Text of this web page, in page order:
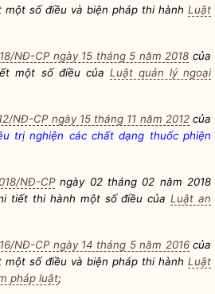
một số điều và biện pháp thi hành Luật
NĐ-CP ngày 15 tháng 5 năm 2018 của
một số điều của Luật quản lý ngoại
NĐ-CP ngày 15 tháng 11 năm 2012của
trị nghiện các chất dạng thuốc phiện
NĐ-CPngày 02 tháng 02 năm 2018
tiết thi hành một số điều củaLuật an
NĐ-CP ngày 14 tháng 5 năm 2016của
một số điều và biện pháp thi hành Luật
pháp luật;